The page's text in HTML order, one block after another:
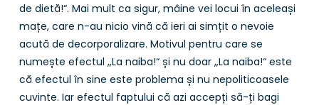
de dietă!“. Mai mult ca sigur, mâine vei locui în aceleași
mațe, care n-au nicio vină că ieri ai simțit o nevoie
acută de decorporalizare. Motivul pentru care se
numește efectul „La naiba!“ și nu doar „La naiba!“ este
că efectul în sine este problema și nu nepoliticoasele
cuvinte. Iar efectul faptului că azi accepți să-ți bagi